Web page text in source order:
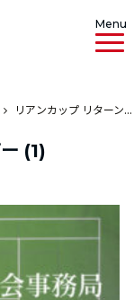
Menu
リアンカップ リターンズのコピー (1)
(1)